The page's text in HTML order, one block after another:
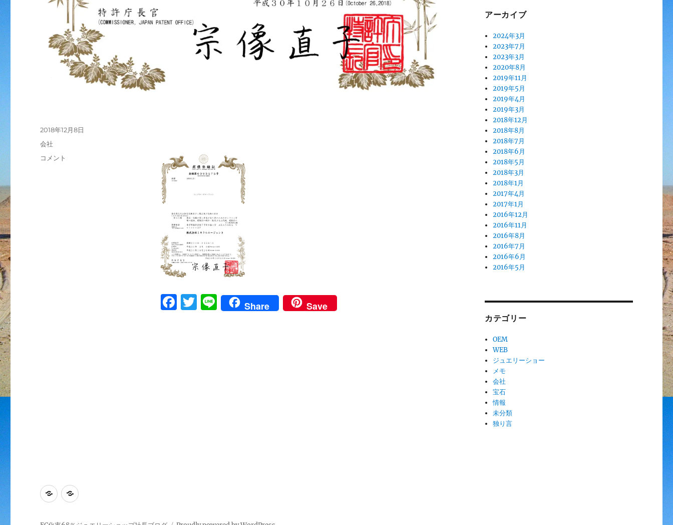
F T Li
n
Share Save
投
稿
2018年12月8日
カ
会社
コ
す。
に
コメント
アーカイブ
2024年3月
2023年7月
2023年3月
2020年8月
2019年11月
2019年5月
2019年4月
2019年3月
2018年12月
2018年8月
2018年7月
2018年6月
2018年5月
2018年3月
2018年1月
2017年4月
2017年1月
2016年12月
2016年11月
2016年8月
2016年7月
2016年6月
2016年5月
カテゴリー
OEM
WEB
ジュエリーショー
メモ
会社
宝石
情報
未分類
独り言
ミ
ラ
ル